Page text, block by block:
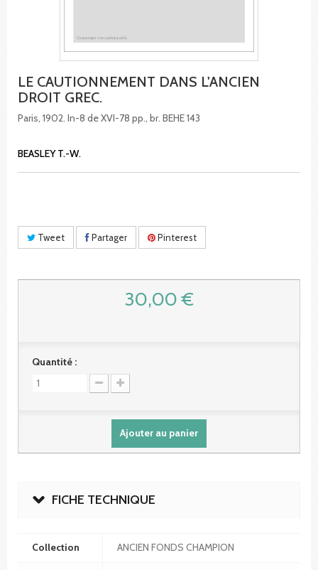
LE CAUTIONNEMENT DANS L'ANCIEN
DROIT GREC.
Paris, 1902. In-8 de XVI-78 pp., br. BEHE 143
BEASLEY T.-W.
Tweet Partager Pinterest
30,00 €
Quantité :
Ajouter au panier
FICHE TECHNIQUE
Collection ANCIEN FONDS CHAMPION